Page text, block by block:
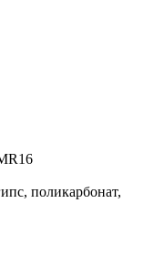
поликарбонат,